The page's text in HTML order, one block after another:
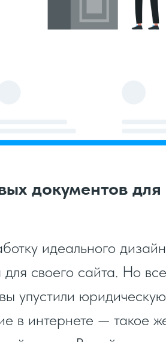
документов
идеального
своего сайта. Но
упустили юридическую
в интернете — такое